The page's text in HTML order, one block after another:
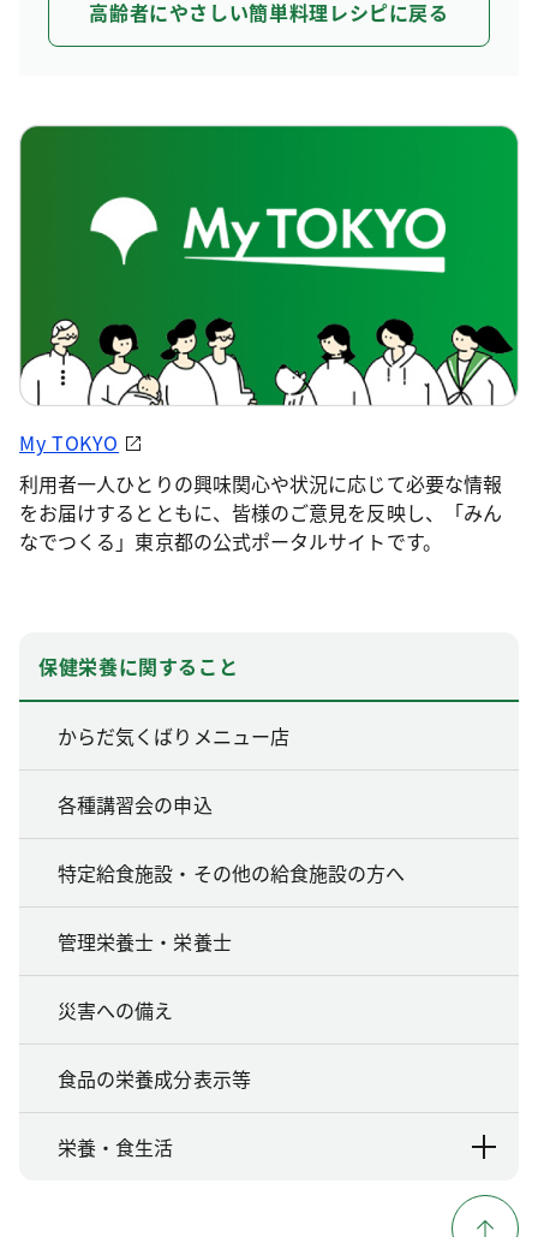
高齢者にやさしい簡単料理レシピに戻る
My TOKYO
利用者一人ひとりの興味関心や状況に応じて必要な情報
をお届けするとともに、皆様のご意見を反映し、「みん
なでつくる」東京都の公式ポータルサイトです。
保健栄養に関すること
からだ気くばりメニュー店
各種講習会の申込
特定給食施設・その他の給食施設の方へ
管理栄養士・栄養士
災害への備え
食品の栄養成分表示等
栄養・食生活